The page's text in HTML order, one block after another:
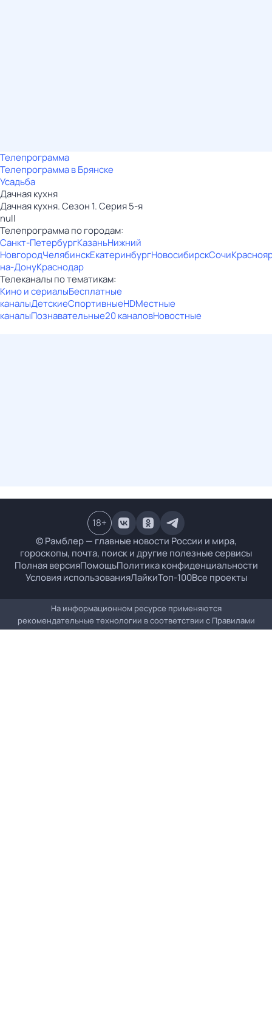
Телепрограмма
Телепрограмма в Брянске
Усадьба
Дачная кухня
Дачная кухня. Сезон 1. Серия 5-я
null
Телепрограмма по городам:
Санкт-ПетербургКазаньНижний
НовгородЧелябинскЕкатеринбургНовосибирскСочи
на-ДонуКраснодар
Телеканалы по тематикам:
Кино и сериалыБесплатные
каналыДетскиеСпортивныеHDМестные
каналыПознавательные20 каналовНовостные
© Рамблер — главные новости России и мира,
гороскопы, почта, поиск и другие полезные сервисы
Полная версияПомощьПолитика конфиденциальности
Условия использованияЛайкиТоп-100Все проекты
18+
На информационном ресурсе применяются
рекомендательные технологии в соответствии с Правилами